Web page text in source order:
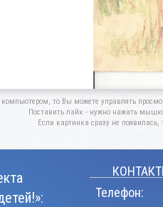
компьютером, то Вы можете управлять
Поставить лайк - нужно нажать
Если картинка сразу не появилась,
Телефон: